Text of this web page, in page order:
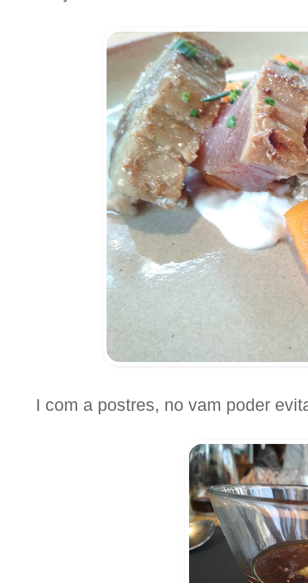
I com a postres, no vam poder